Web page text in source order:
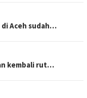
di Aceh sudah…
kembali rut…